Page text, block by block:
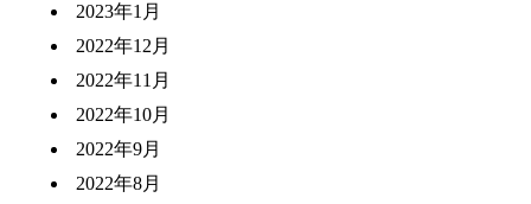
2023年1月
2022年12月
2022年11月
2022年10月
2022年9月
2022年8月